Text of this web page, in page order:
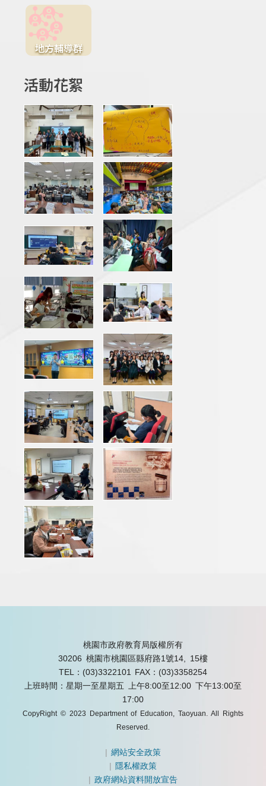
地方輔導群
活動花絮
桃園市政府教育局版權所有
30206 桃園市桃園區縣府路1號14, 15樓
TEL：(03)3322101
FAX：(03)3358254
上班時間：星期一至星期五 上午8:00至12:00 下午13:00至
17:00
CopyRight © 2023 Department of Education, Taoyuan. All Rights
Reserved.
|網站安全政策
| 隱私權政策
|政府網站資料開放宣告